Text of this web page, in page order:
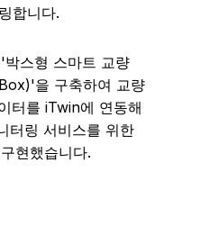
합니다.
스형 스마트 교량
을 구축하여 교량
터를 iTwin에 연동해
터링 서비스를 위한
현했습니다.